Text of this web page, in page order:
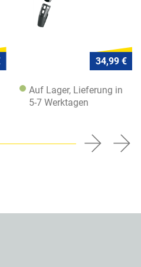
34,99 €
Auf Lager, Lieferung in
5-7 Werktagen